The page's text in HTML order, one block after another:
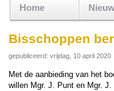
Home
Bisschoppen
gepubliceerd: vrijdag, 10 april 2020
Met de aanbie­ding van het
willen Mgr. J. Punt en Mgr.